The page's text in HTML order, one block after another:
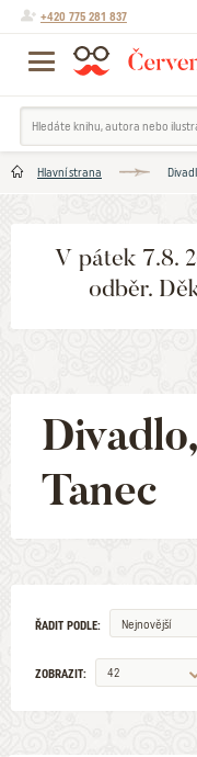
+420 775 281 837
Hlavní strana
V pátek 7.8.
odběr.
Tanec
ŘADIT PODLE: Nejnovější
ZOBRAZIT: 42